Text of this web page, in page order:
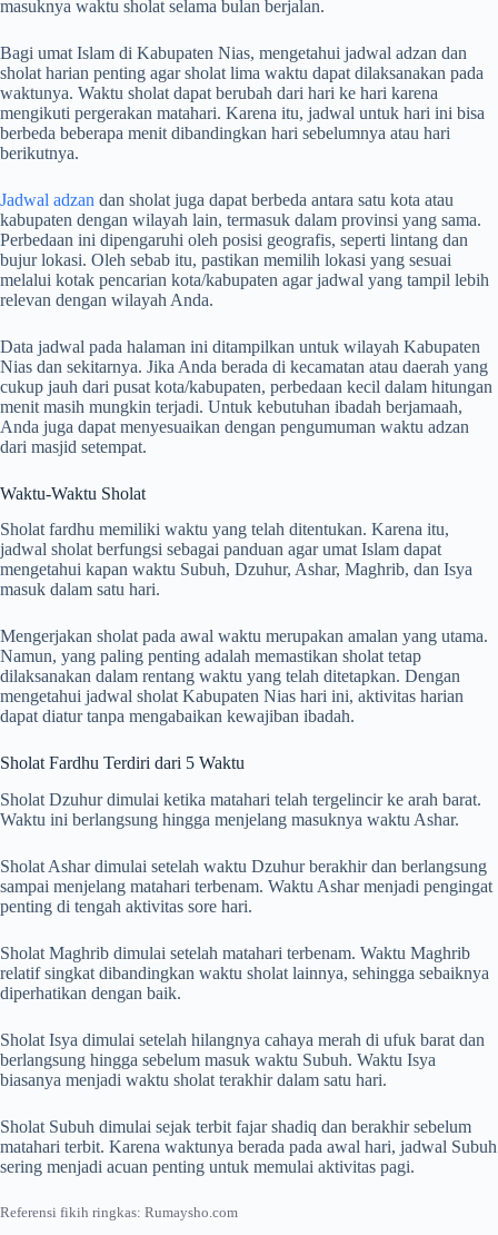
masuknya waktu sholat selama bulan berjalan.
Bagi umat Islam di Kabupaten Nias, mengetahui jadwal adzan dan
sholat harian penting agar sholat lima waktu dapat dilaksanakan pada
waktunya. Waktu sholat dapat berubah dari hari ke hari karena
mengikuti pergerakan matahari. Karena itu, jadwal untuk hari ini bisa
berbeda beberapa menit dibandingkan hari sebelumnya atau hari
berikutnya.
Jadwal adzan dan sholat juga dapat berbeda antara satu kota atau
kabupaten dengan wilayah lain, termasuk dalam provinsi yang sama.
Perbedaan ini dipengaruhi oleh posisi geografis, seperti lintang dan
bujur lokasi. Oleh sebab itu, pastikan memilih lokasi yang sesuai
melalui kotak pencarian kota/kabupaten agar jadwal yang tampil lebih
relevan dengan wilayah Anda.
Data jadwal pada halaman ini ditampilkan untuk wilayah Kabupaten
Nias dan sekitarnya. Jika Anda berada di kecamatan atau daerah yang
cukup jauh dari pusat kota/kabupaten, perbedaan kecil dalam hitungan
menit masih mungkin terjadi. Untuk kebutuhan ibadah berjamaah,
Anda juga dapat menyesuaikan dengan pengumuman waktu adzan
dari masjid setempat.
Waktu-Waktu Sholat
Sholat fardhu memiliki waktu yang telah ditentukan. Karena itu,
jadwal sholat berfungsi sebagai panduan agar umat Islam dapat
mengetahui kapan waktu Subuh, Dzuhur, Ashar, Maghrib, dan Isya
masuk dalam satu hari.
Mengerjakan sholat pada awal waktu merupakan amalan yang utama.
Namun, yang paling penting adalah memastikan sholat tetap
dilaksanakan dalam rentang waktu yang telah ditetapkan. Dengan
mengetahui jadwal sholat Kabupaten Nias hari ini, aktivitas harian
dapat diatur tanpa mengabaikan kewajiban ibadah.
Sholat Fardhu Terdiri dari 5 Waktu
Sholat Dzuhur dimulai ketika matahari telah tergelincir ke arah barat.
Waktu ini berlangsung hingga menjelang masuknya waktu Ashar.
Sholat Ashar dimulai setelah waktu Dzuhur berakhir dan berlangsung
sampai menjelang matahari terbenam. Waktu Ashar menjadi pengingat
penting di tengah aktivitas sore hari.
Sholat Maghrib dimulai setelah matahari terbenam. Waktu Maghrib
relatif singkat dibandingkan waktu sholat lainnya, sehingga sebaiknya
diperhatikan dengan baik.
Sholat Isya dimulai setelah hilangnya cahaya merah di ufuk barat dan
berlangsung hingga sebelum masuk waktu Subuh. Waktu Isya
biasanya menjadi waktu sholat terakhir dalam satu hari.
Sholat Subuh dimulai sejak terbit fajar shadiq dan berakhir sebelum
matahari terbit. Karena waktunya berada pada awal hari, jadwal Subuh
sering menjadi acuan penting untuk memulai aktivitas pagi.
Referensi fikih ringkas: Rumaysho.com